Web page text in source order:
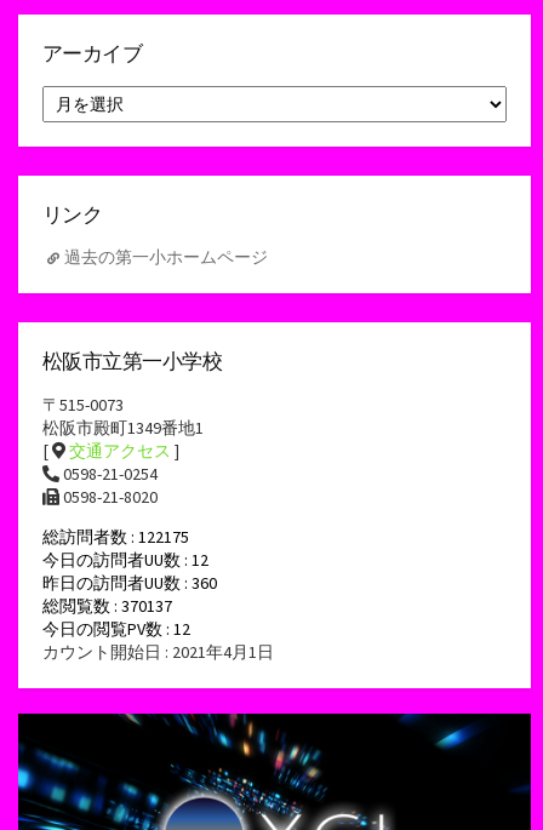
アーカイブ
ー
カ
リンク
過去の第一小ホームページ
松阪市立第一小学校
〒515-0073
松阪市殿町1349番地1
[
交通アクセス ]
0598-21-0254
0598-21-8020
総訪問者数 : 122175
今日の訪問者UU数 : 12
昨日の訪問者UU数 : 360
総閲覧数 : 370137
今日の閲覧PV数 : 12
カウント開始日 : 2021年4月1日